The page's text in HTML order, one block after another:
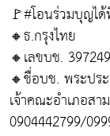
🚩#โอนร่วมบุญไ
🔸ธ.กรุงไทย
🔸เลขบช.
🔸ชื่อบช. พระปร
เจ้าคณะอำเภอสา
0904442799/